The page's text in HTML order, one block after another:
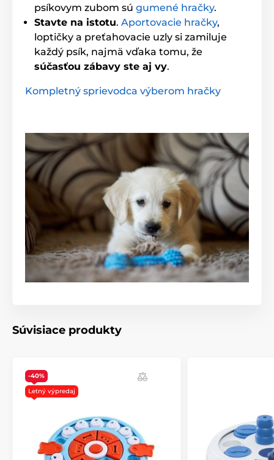
psíkovym zubom sú gumené hračky.
Stavte na istotu. Aportovacie hračky,
loptičky a preťahovacie uzly si zamiluje
každý psík, najmä vďaka tomu, že
súčasťou zábavy ste aj vy.
Kompletný sprievodca výberom hračky
Súvisiace produkty
-40%
Letný výpredaj